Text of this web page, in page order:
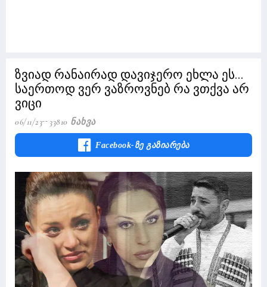
ზვიად რანაირად დავიჯერო ეხლა ეს...
საერთოდ ვერ ვაზროვნებ რა ვთქვა არ
ვიცი
06/11/23 33810 Ნახვა
Facebook-Ზე Გაზიარება